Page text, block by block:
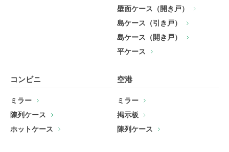
壁面ケース（開き戸）
島ケース（引き戸）
島ケース（開き戸）
平ケース
コンビニ
ミラー
陳列ケース
ホットケース
空港
ミラー
掲示板
陳列ケース